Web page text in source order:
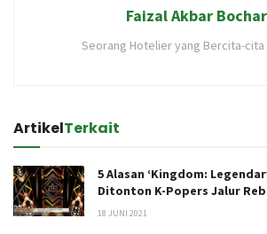
Faizal Akbar
Seorang Hotelier yang Bercita-cita
ArtikelTerkait
5 Alasan ‘Kingdom:
Ditonton K-Popers Jalur
18 JUNI 2021